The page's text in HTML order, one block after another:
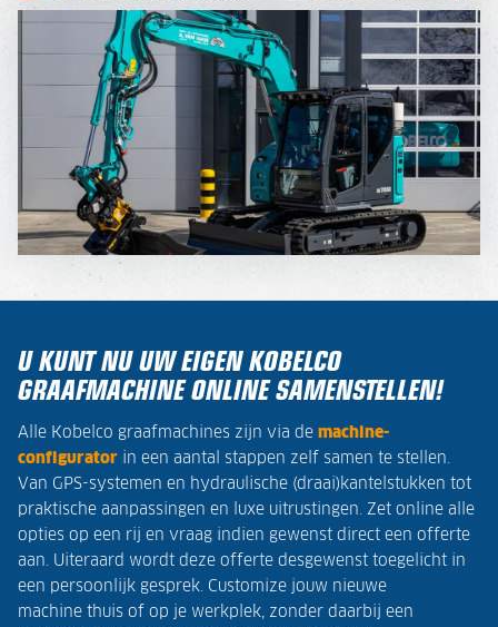
U KUNT NU UW EIGEN KOBELCO
GRAAFMACHINE ONLINE SAMENSTELLEN!
Alle Kobelco graafmachines zijn via de machine-
configurator in een aantal stappen zelf samen te stellen.
Van GPS-systemen en hydraulische (draai)kantelstukken tot
praktische aanpassingen en luxe uitrustingen. Zet online alle
opties op een rij en vraag indien gewenst direct een offerte
aan. Uiteraard wordt deze offerte desgewenst toegelicht in
een persoonlijk gesprek. Customize jouw nieuwe
machine thuis of op je werkplek, zonder daarbij een